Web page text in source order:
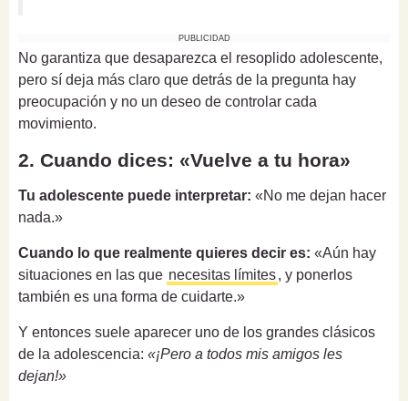
PUBLICIDAD
No garantiza que desaparezca el resoplido adolescente,
pero sí deja más claro que detrás de la pregunta hay
preocupación y no un deseo de controlar cada
movimiento.
2. Cuando dices: «Vuelve a tu hora»
Tu adolescente puede interpretar: «No me dejan hacer
nada.»
Cuando lo que realmente quieres decir es: «Aún hay
situaciones en las que necesitas límites, y ponerlos
también es una forma de cuidarte.»
Y entonces suele aparecer uno de los grandes clásicos
de la adolescencia: «¡Pero a todos mis amigos les
dejan!»